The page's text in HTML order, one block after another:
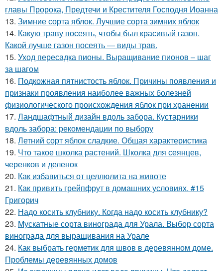
главы Пророка, Предтечи и Крестителя Господня Иоанна
13. Зимние сорта яблок. Лучшие сорта зимних яблок
14. Какую траву посеять, чтобы был красивый газон.
Какой лучше газон посеять — виды трав.
15. Уход пересадка пионы. Выращивание пионов – шаг
за шагом
16. Подкожная пятнистость яблок. Причины появления и
признаки проявления наиболее важных болезней
физиологического происхождения яблок при хранении
17. Ландшафтный дизайн вдоль забора. Кустарники
вдоль забора: рекомендации по выбору
18. Летний сорт яблок сладкие. Общая характеристика
19. Что такое школка растений. Школка для сеянцев,
черенков и деленок
20. Как избавиться от целлюлита на животе
21. Как привить грейпфрут в домашних условиях. #15
Григорич
22. Надо косить клубнику. Когда надо косить клубнику?
23. Мускатные сорта винограда для Урала. Выбор сорта
винограда для выращивания на Урале
24. Как выбрать герметик для швов в деревянном доме.
Проблемы деревянных домов